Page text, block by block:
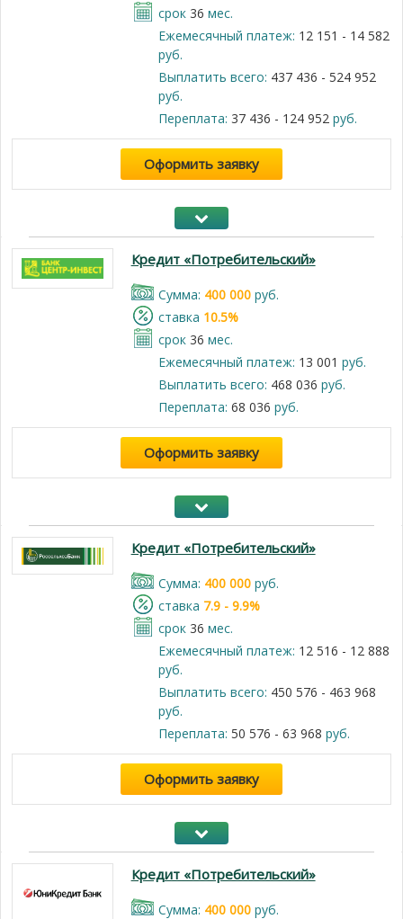
срок 36 мес.
Ежемесячный платеж: 12 151 - 14 582
руб.
Выплатить всего: 437 436 - 524 952
руб.
Переплата: 37 436 - 124 952руб.
Оформить заявку
Кредит «Потребительский»
Cумма: 400 000руб.
cтавка 10.5%
срок 36 мес.
Ежемесячный платеж: 13 001 руб.
Выплатить всего: 468 036 руб.
Переплата: 68 036 руб.
Оформить заявку
Кредит «Потребительский»
Cумма: 400 000руб.
cтавка 7.9 - 9.9%
срок 36 мес.
Ежемесячный платеж: 12 516 - 12 888
руб.
Выплатить всего: 450 576 - 463 968
руб.
Переплата: 50 576 - 63 968 руб.
Оформить заявку
Кредит «Потребительский»
Cумма: 400 000руб.